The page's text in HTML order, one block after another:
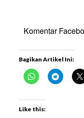
Komentar
Bagikan Artikel Ini:
Like this: